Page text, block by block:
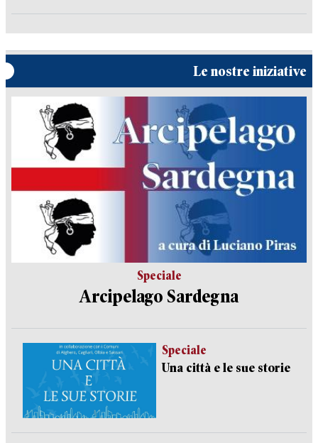
Le nostre iniziative
Speciale
Arcipelago Sardegna
Speciale
Una città e le sue storie